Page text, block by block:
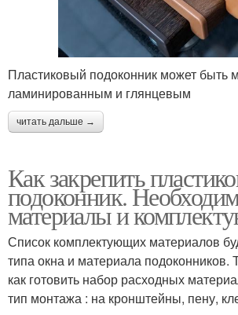
Пластиковый подоконник может быть
ламинированным и глянцевым
читать дальше →
Как закрепить
подоконник.
материалы и
Список комплектующих материалов
типа окна и материала подоконников.
как готовить набор расходных
тип монтажа : на кронштейны, пену,